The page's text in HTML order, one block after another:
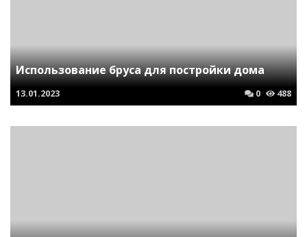
Использование бруса для постройки дома
13.01.2023 0 488